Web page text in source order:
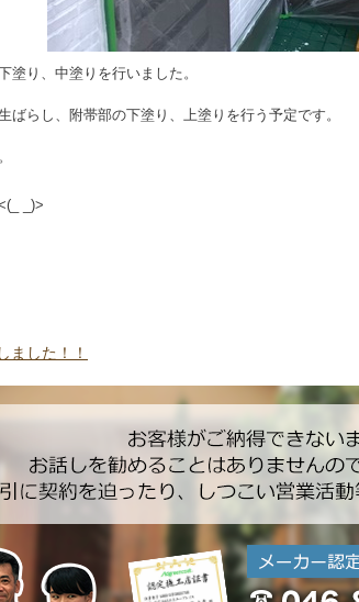
塗り、中塗り を行いました。
ばらし、附帯部の下塗り、上塗りを行う予定です。
_)>
ました！！